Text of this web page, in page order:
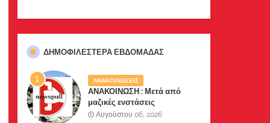
ΔΗΜΟΦΙΛΈΣΤΕΡΑ ΕΒΔΟΜΆΔΑΣ
ΑΝΑΚΟΙΝΩΣΕΙΣ
ΑΝΑΚΟΙΝΩΣΗ : Μετά από
μαζικές ενστάσεις
αναγνωστών μας, το site μας
Αυγούστου 06, 2026